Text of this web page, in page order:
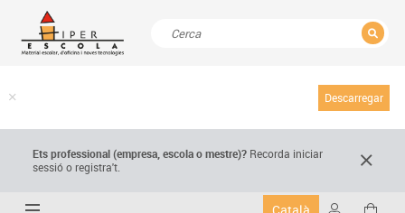
Descarregar
Ets professional (empresa,escola o mestre)? Recorda iniciar
sessió o registra't.